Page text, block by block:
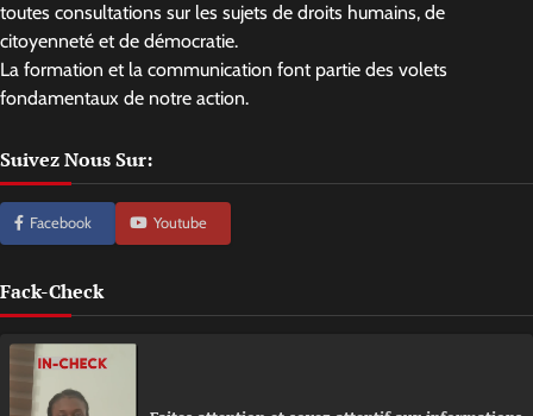
toutes consultations sur les sujets de droits humains, de
citoyenneté et de démocratie.
La formation et la communication font partie des volets
fondamentaux de notre action.
Suivez Nous Sur:
Facebook Youtube
Fack-Check